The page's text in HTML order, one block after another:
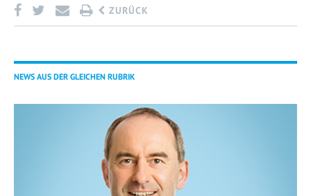
ZURÜCK
NEWS AUS DER GLEICHEN RUBRIK